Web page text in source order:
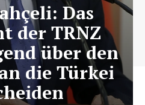
Das
der TRNZ
über den
die Türkei